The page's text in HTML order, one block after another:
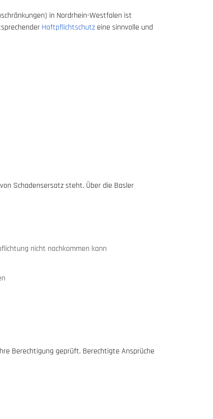
in Nordrhein-Westfalen ist
Haftpflichtschutz eine sinnvolle und
Schadensersatz steht. Über die Basler
nicht nachkommen kann
Berechtigung geprüft. Berechtigte Ansprüche